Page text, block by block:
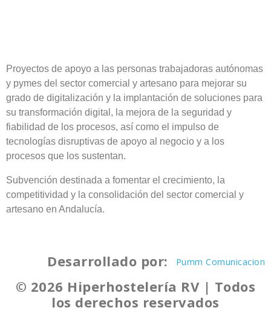
Proyectos de apoyo a las personas trabajadoras autónomas
y pymes del sector comercial y artesano para mejorar su
grado de digitalización y la implantación de soluciones para
su transformación digital, la mejora de la seguridad y
fiabilidad de los procesos, así como el impulso de
tecnologías disruptivas de apoyo al negocio y a los
procesos que los sustentan.
Subvención destinada a fomentar el crecimiento, la
competitividad y la consolidación del sector comercial y
artesano en Andalucía.
Desarrollado por: Pumm Comunicacion
© 2026 Hiperhostelería RV | Todos
los derechos reservados